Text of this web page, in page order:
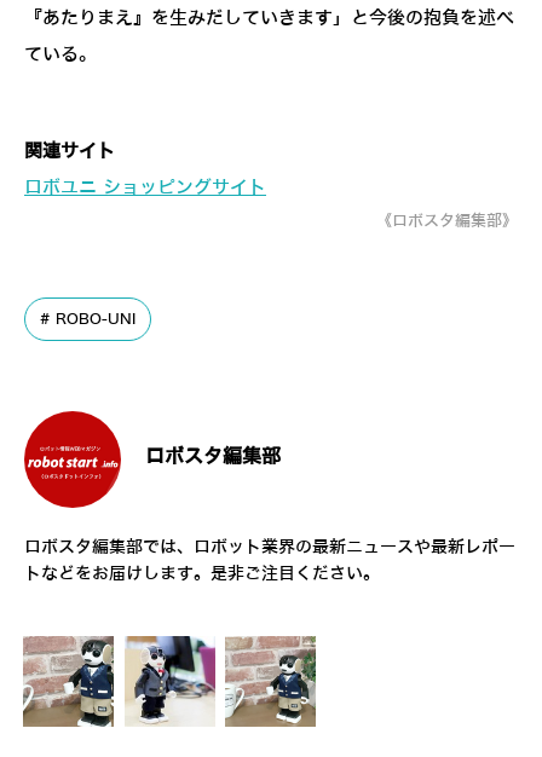
『あたりまえ』を生みだしていきます」と今後の抱負を述べ
ている。
関連サイト
ロボユニ ショッピングサイト
《ロボスタ編集部》
ROBO-UNI
ロボスタ編集部
ロボスタ編集部では、ロボット業界の最新ニュースや最新レポー
トなどをお届けします。是非ご注目ください。